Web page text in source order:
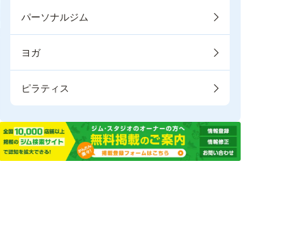
パーソナルジム
ヨガ
ピラティス